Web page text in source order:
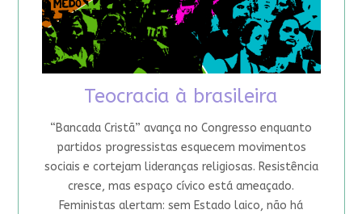
Teocracia à brasileira
“Bancada Cristã” avança no Congresso enquanto
partidos progressistas esquecem movimentos
sociais e cortejam lideranças religiosas. Resistência
cresce, mas espaço cívico está ameaçado.
Feministas alertam: sem Estado laico, não há